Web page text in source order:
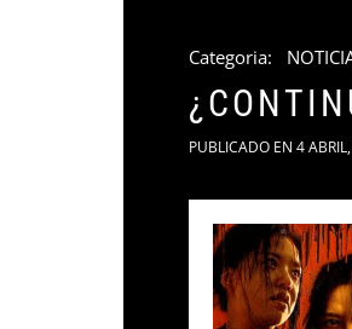
Categoria:
PUBLICADO EN 4